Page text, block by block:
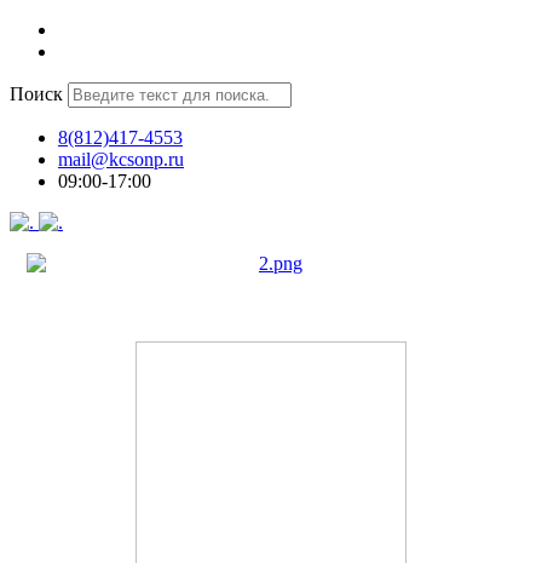
Поиск
8(812)417-4553
mail@kcsonp.ru
09:00-17:00